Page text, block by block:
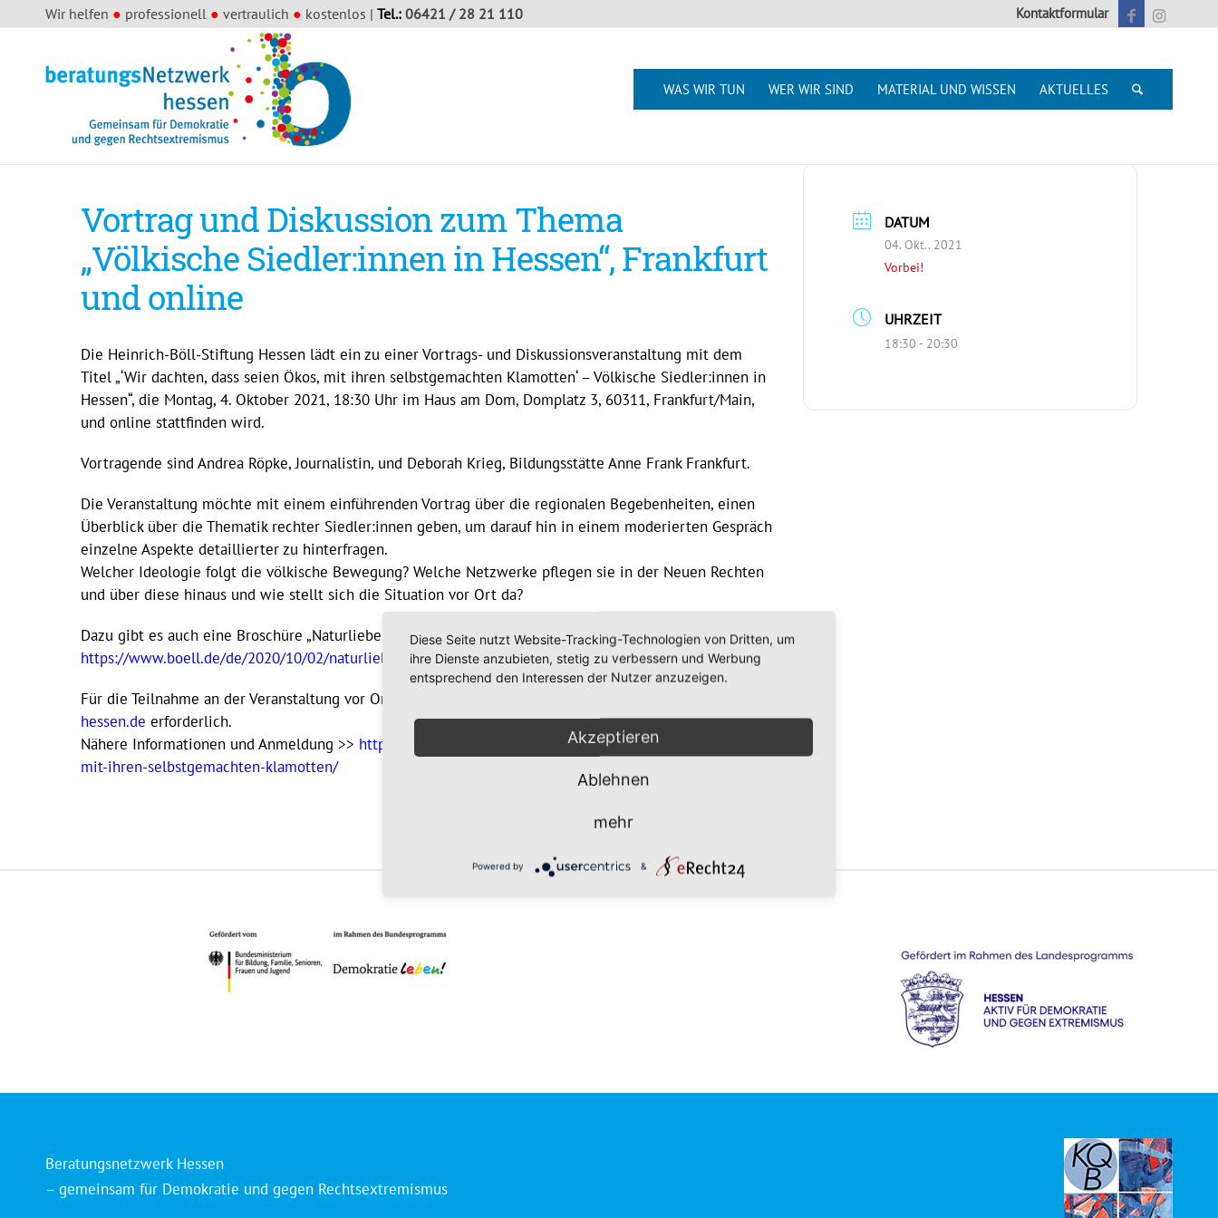
Kontaktformular
Wir helfen ● professionell ● vertraulich ● kostenlos | Tel.: 06421 / 28 21 110
WAS WIR TUN WER WIR SIND MATERIAL UND WISSEN AKTUELLES
Vortrag und Diskussion zum Thema
„Völkische Siedler:innen in Hessen“, Frankfurt
und online
Die Heinrich-Böll-Stiftung Hessen lädt ein zu einer Vortrags- und Diskussionsveranstaltung mit dem
Titel „‘Wir dachten, dass seien Ökos, mit ihren selbstgemachten Klamotten‘ – Völkische Siedler:innen in
Hessen“, die Montag, 4. Oktober 2021, 18:30 Uhr im Haus am Dom, Domplatz 3, 60311, Frankfurt/Main,
und online stattfinden wird.
Vortragende sind Andrea Röpke, Journalistin, und Deborah Krieg, Bildungsstätte Anne Frank Frankfurt.
Die Veranstaltung möchte mit einem einführenden Vortrag über die regionalen Begebenheiten, einen
Überblick über die Thematik rechter Siedler:innen geben, um darauf hin in einem moderierten Gespräch
einzelne Aspekte detaillierter zu hinterfragen.
Welcher Ideologie folgt die völkische Bewegung? Welche Netzwerke pflegen sie in der Neuen Rechten
und über diese hinaus und wie stellt sich die Situation vor Ort da?
Dazu gibt es auch eine Broschüre „Naturliebe und Menschenhass“ ( >>
https://www.boell.de/de/2020/10/02/naturliebe-und-menschenhass).
Für die Teilnahme an der Veranstaltung vor Ort ist eine Anmeldung per Mail an:
hessen.de erforderlich.
Nähere Informationen und Anmeldung >> https://www.boell-hessen.de/wir-dachten-dass-seien-oekos-
mit-ihren-selbstgemachten-klamotten/
DATUM
04. Okt.. 2021
Vorbei!
UHRZEIT
18:30 - 20:30
Beratungsnetzwerk Hessen
– gemeinsam für Demokratie und gegen Rechtsextremismus
Diese Seite nutzt Website-Tracking-Technologien von Dritten, um
ihre Dienste anzubieten, stetig zu verbessern und Werbung
entsprechend den Interessen der Nutzer anzuzeigen.
Akzeptieren
Ablehnen
mehr
Powered by &